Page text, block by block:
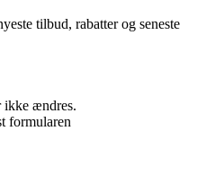
tilbud, rabatter og seneste
ikke ændres.
formularen